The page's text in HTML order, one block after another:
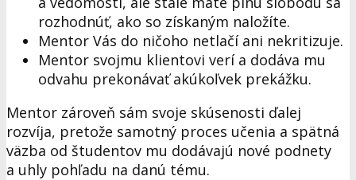
rozhodnúť, ako so získaným naložíte.
Mentor Vás do ničoho netlačí ani nekritizuje.
Mentor svojmu klientovi verí a dodáva mu
odvahu prekonávať akúkoľvek prekážku.
Mentor zároveň sám svoje skúsenosti ďalej
rozvíja, pretože samotný proces učenia a spätná
väzba od študentov mu dodávajú nové podnety
a uhly pohľadu na danú tému.